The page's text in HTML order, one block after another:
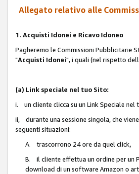
Allegato relativo alle
1. Acquisti Idonei e Ricavo Idoneo
Pagheremo le Commissioni Pubblicitarie
"Acquisti Idonei", i quali (nel rispetto
(a) Link speciale nel tuo Sito:
i. un cliente clicca su un Link Speciale nel
ii, durante una sessione singola, che
seguenti situazioni:
A. trascorrono 24 ore da quel click,
B. il cliente effettua un ordine per un
download di un software Amazon o